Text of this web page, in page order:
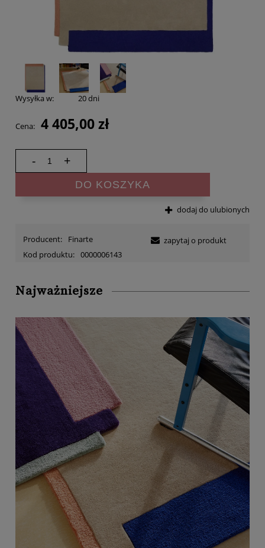
Wysyłka w: 20 dni
Cena: 4 405,00 zł
- +
DO KOSZYKA
dodaj do ulubionych
Producent:
Finarte
Kod produktu: 0000006143
zapytaj o produkt
Najważniejsze